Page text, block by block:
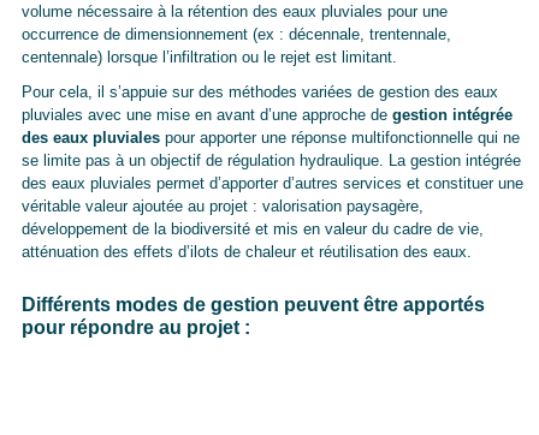
volume nécessaire à la rétention des eaux pluviales pour une
occurrence de dimensionnement (ex : décennale, trentennale,
centennale) lorsque l’infiltration ou le rejet est limitant.
Pour cela, il s’appuie sur des méthodes variées de gestion des eaux
pluviales avec une mise en avant d’une approche de gestion intégrée
des eaux pluviales pour apporter une réponse multifonctionnelle qui ne
se limite pas à un objectif de régulation hydraulique. La gestion intégrée
des eaux pluviales permet d’apporter d’autres services et constituer une
véritable valeur ajoutée au projet : valorisation paysagère,
développement de la biodiversité et mis en valeur du cadre de vie,
atténuation des effets d’ilots de chaleur et réutilisation des eaux.
Différents modes de gestion peuvent être apportés
pour répondre au projet :